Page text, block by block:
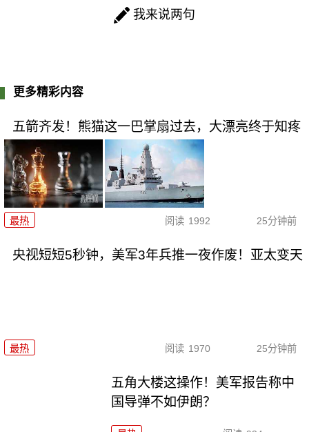
我来说两句
更多精彩内容
五箭齐发！熊猫这一巴掌扇过去，大漂亮终于知疼
最热 阅读 1992 25分钟前
央视短短5秒钟，美军3年兵推一夜作废！亚太变天
最热 阅读 1970 25分钟前
五角大楼这操作！美军报告称中
国导弹不如伊朗？